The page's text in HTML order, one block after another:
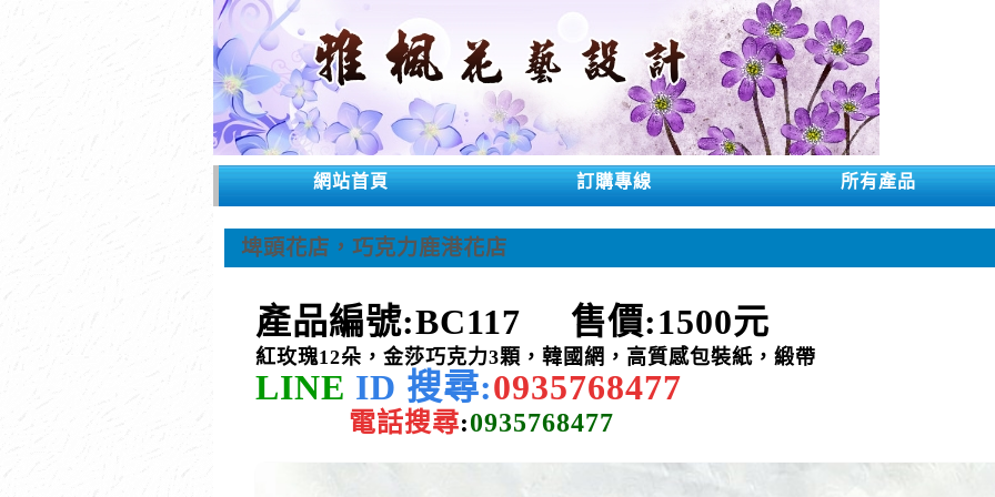
網站首頁 訂購專線 所有產品
埤頭花店，巧克力鹿港花店
產品編號:BC117 售價:1500元
紅玫瑰12朵，金莎巧克力3顆，韓國網， 高質感包裝紙 ，緞帶
LINE ID 搜尋:0935768477
電話搜尋:0935768477